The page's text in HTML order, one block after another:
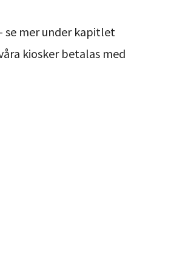
se mer under kapitlet
kiosker betalas med